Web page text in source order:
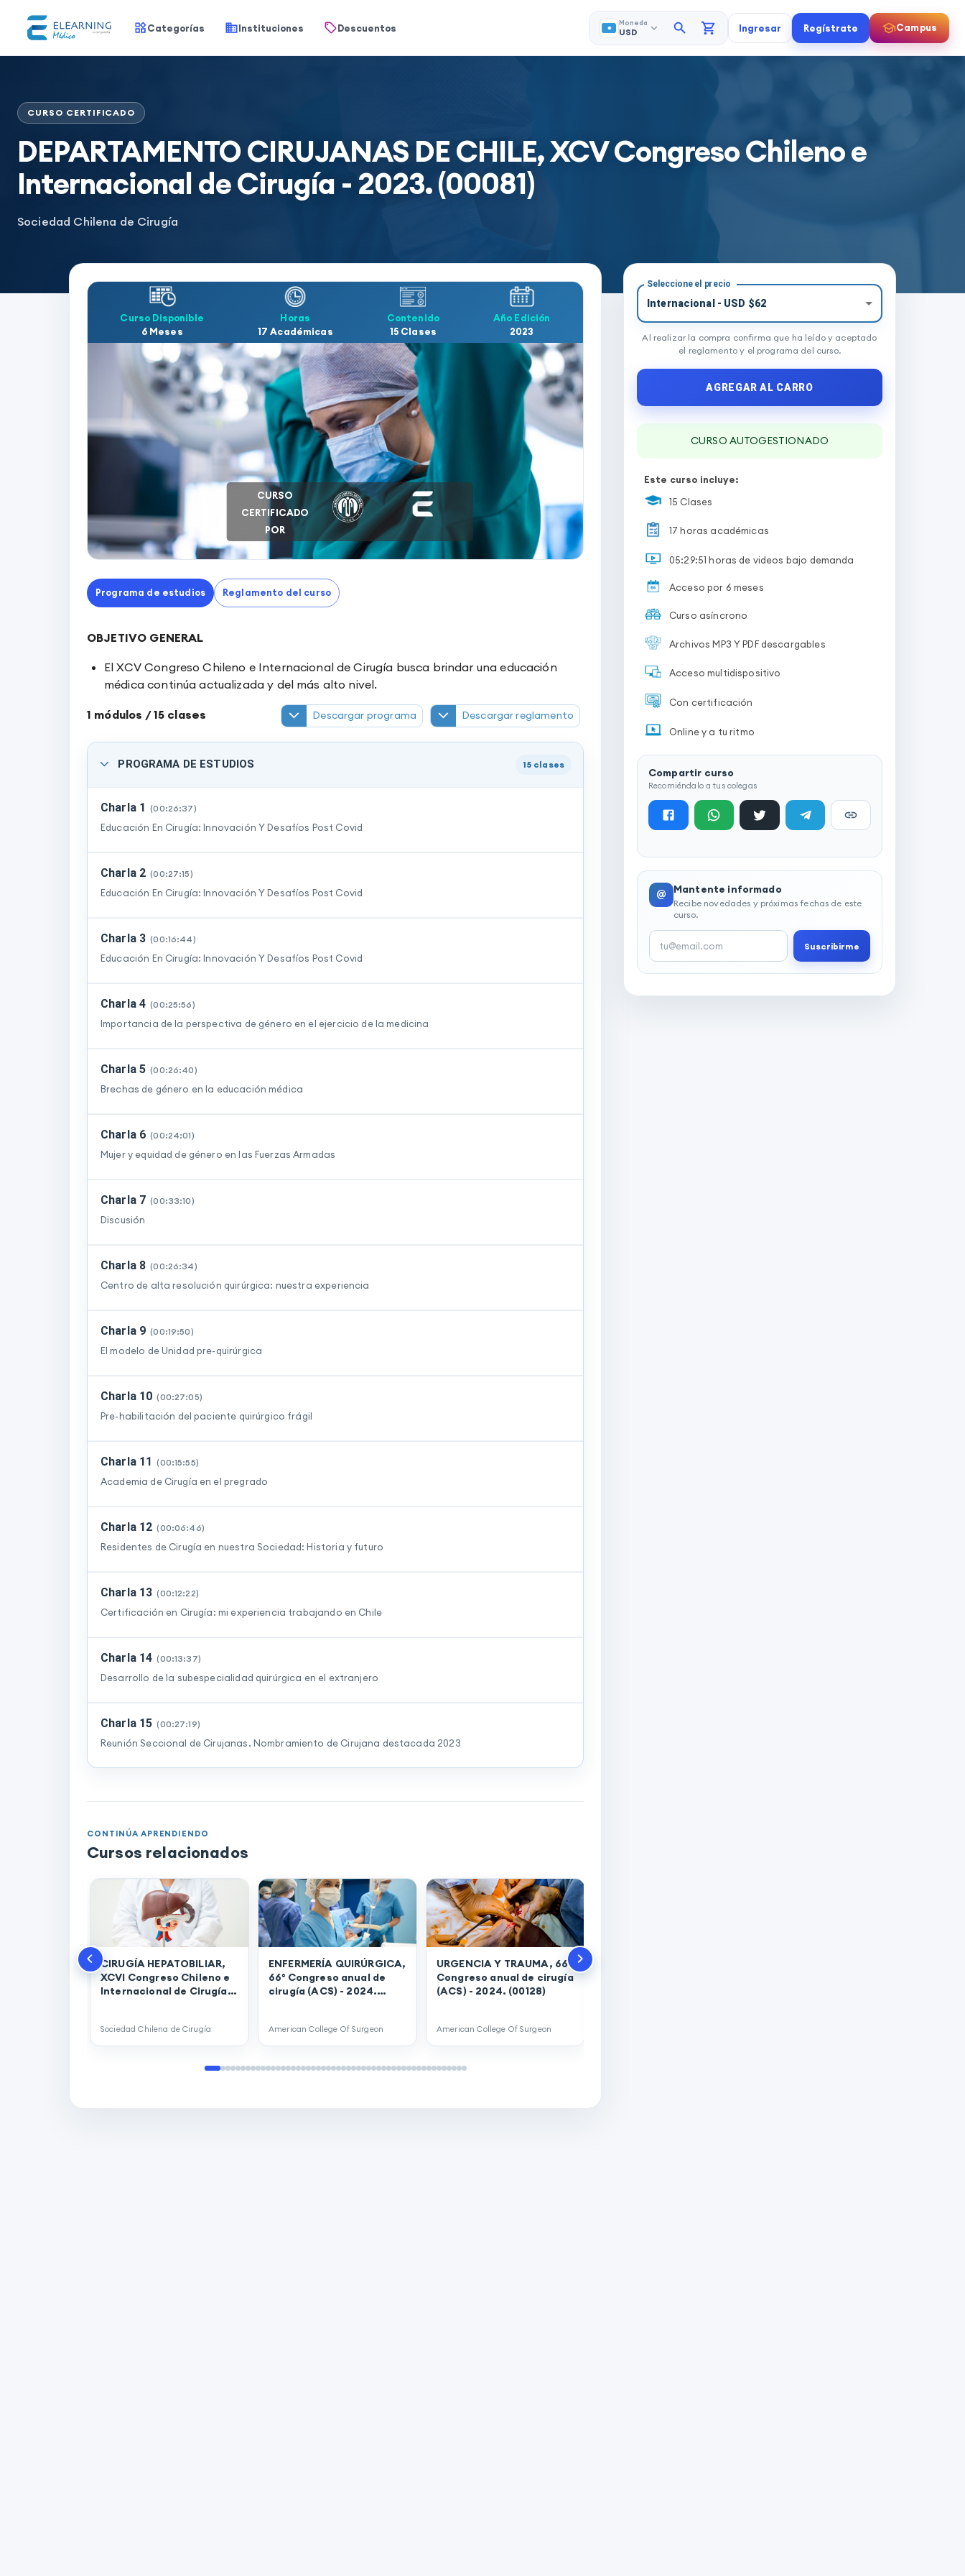
Categorías Instituciones Descuentos Moneda
USD Ingresar Regístrate Campus
CURSO CERTIFICADO
DEPARTAMENTO CIRUJANAS DE CHILE, XCV Congreso Chileno e
Internacional de Cirugía - 2023. (00081)
Sociedad Chilena de Cirugía
Curso Disponible
6 Meses
Horas
17 Académicas
Contenido
15 Clases
Año Edición
2023
CURSO
CERTIFICADO
POR
Programa de estudios Reglamento del curso
OBJETIVO GENERAL
El XCV Congreso Chileno e Internacional de Cirugía busca brindar una educación
médica continúa actualizada y del más alto nivel.
1 módulos /15 clases Descargar programa Descargar reglamento
PROGRAMA DE ESTUDIOS 15 clases
Charla 1 (00:26:37)
Educación En Cirugía: Innovación Y Desafíos Post Covid
Charla 2 (00:27:15)
Educación En Cirugía: Innovación Y Desafíos Post Covid
Charla 3 (00:16:44)
Educación En Cirugía: Innovación Y Desafíos Post Covid
Charla 4 (00:25:56)
Importancia de la perspectiva de género en el ejercicio de la medicina
Charla 5 (00:26:40)
Brechas de género en la educación médica
Charla 6 (00:24:01)
Mujer y equidad de género en las Fuerzas Armadas
Charla 7 (00:33:10)
Discusión
Charla 8 (00:26:34)
Centro de alta resolución quirúrgica: nuestra experiencia
Charla 9 (00:19:50)
El modelo de Unidad pre-quirúrgica
Charla 10 (00:27:05)
Pre-habilitación del paciente quirúrgico frágil
Charla 11 (00:15:55)
Academia de Cirugía en el pregrado
Charla 12 (00:06:46)
Residentes de Cirugía en nuestra Sociedad: Historia y futuro
Charla 13 (00:12:22)
Certificación en Cirugía: mi experiencia trabajando en Chile
Charla 14 (00:13:37)
Desarrollo de la subespecialidad quirúrgica en el extranjero
Charla 15 (00:27:19)
Reunión Seccional de Cirujanas. Nombramiento de Cirujana destacada 2023
CONTINÚA APRENDIENDO
Cursos relacionados
CIRUGÍA HEPATOBILIAR,
XCVI Congreso Chileno e
Internacional de Cirugía -
Sociedad Chilena de Cirugía
ENFERMERÍA QUIRÚRGICA,
66° Congreso anual de
cirugía (ACS) - 2024.
American College Of Surgeon
URGENCIA Y TRAUMA, 66°
Congreso anual de cirugía
(ACS) - 2024. (00128)
American College Of Surgeon
Seleccione el precio
Internacional - USD $62
Al realizar la compra confirma que ha leído y aceptado
el reglamento y el programa del curso.
AGREGAR AL CARRO
CURSO AUTOGESTIONADO
Este curso incluye:
15 Clases
17 horas académicas
05:29:51 horas de videos bajo demanda
Acceso por 6 meses
Curso asíncrono
Archivos MP3 Y PDF descargables
Acceso multidispositivo
Con certificación
Online y a tu ritmo
Compartir curso
Recomiéndalo a tus colegas
@ Mantente informado
Recibe novedades y próximas fechas de este
curso.
Suscribirme